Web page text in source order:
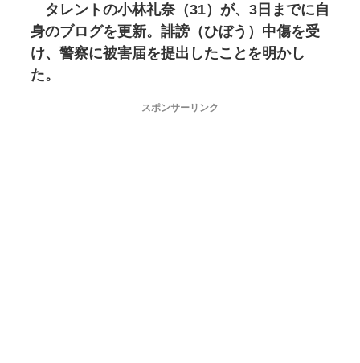
タレントの小林礼奈（31）が、3日までに自
身のブログを更新。誹謗（ひぼう）中傷を受
け、警察に被害届を提出したことを明かし
た。
スポンサーリンク